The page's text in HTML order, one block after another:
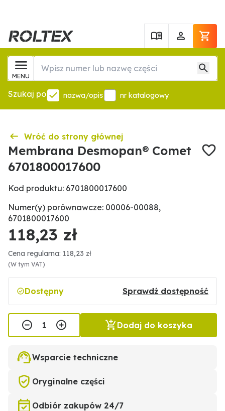
MENU
Szukaj po nazwa/opis nr katalogowy
Wróć do strony głównej
Membrana Desmopan® Comet
6701800017600
Kod produktu: 6701800017600
Numer(y) porównawcze: 00006-00088,
6701800017600
118,23 zł
Cena regularna: 118,23 zł
(W tym VAT)
Dostępny Sprawdź dostępność
Dodaj do koszyka
Wsparcie techniczne
Oryginalne części
Odbiór zakupów 24/7